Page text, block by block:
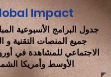
Impact
جدول البرامج الأسبوعية
جميع المنصات التقنية و
الاجتماعي للمشاهدة في
الأوسط وأمريكا